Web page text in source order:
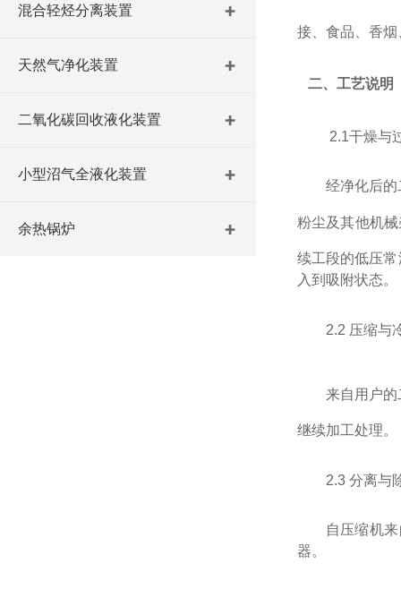
混合轻烃分离装置
天然气净化装置
二氧化碳回收液化装置
小型沼气全液化装置
余热锅炉
接、食品、香
二、工艺说明
2.1干燥与
经净化后
粉尘及其他机
续工段的低压
入到吸附状态。
2.2 压缩与
来自用户
继续加工处理。
2.3 分离与
自压缩机
器。